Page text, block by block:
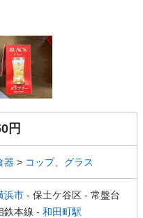
円
器 > コップ、グラス
浜市 - 保土ケ谷区 - 常盤台
鉄本線 - 和田町駅